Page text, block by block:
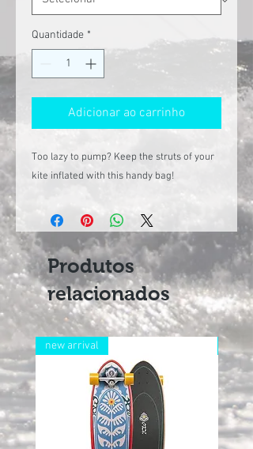
Quantidade *
Adicionar ao carrinho
Too lazy to pump? Keep the struts of your
kite inflated with this handy bag!
Produtos
relacionados
new arrival new